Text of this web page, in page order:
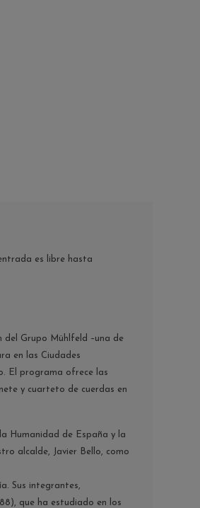
es libre hasta
del Grupo Mühlfeld –una de
en las Ciudades
El programa ofrece las
y cuarteto de cuerdas en
Humanidad de España y la
alcalde, Javier Bello, como
Sus integrantes,
que ha estudiado en los